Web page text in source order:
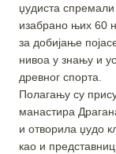
џудиста
изабрано њих 60
за добијање
нивоа у знању и
древног спорта.
Полагању су
манастира
и отворила џудо
као и